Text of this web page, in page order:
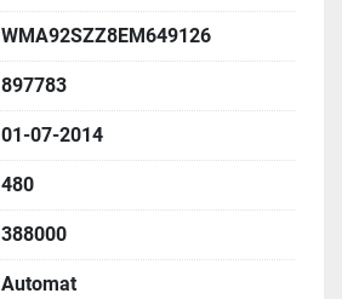
WMA92SZZ8EM649126
897783
01-07-2014
480
388000
Automat